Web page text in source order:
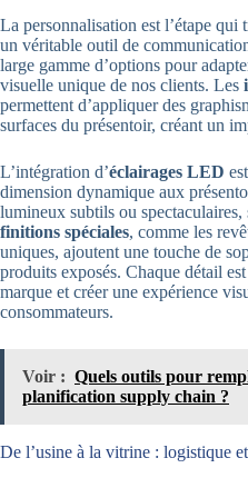
La personnalisation est l’étape qui
un véritable outil de
large gamme d’options pour
visuelle unique de nos clients. Les
permettent d’appliquer des
surfaces du présentoir, créant un
L’intégration d’éclairages LED
dimension dynamique aux
lumineux subtils ou
finitions spéciales, comme les
uniques, ajoutent une touche de
produits exposés. Chaque détail
marque et créer une expérience
consommateurs.
Voir : Quels outils pour
planification supply chain ?
De l’usine à la vitrine : logistique